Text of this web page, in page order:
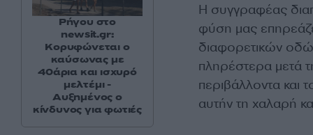
Η συγγραφέας
φύση μας
διαφορετικών
πληρέστερα μετά
περιβάλλοντα και
αυτήν τη χαλαρή
Ρήγου στο
newsit.gr:
Κορυφώνεται ο
καύσωνας με
40άρια και ισχυρό
μελτέμι -
Αυξημένος ο
κίνδυνος για φωτιές